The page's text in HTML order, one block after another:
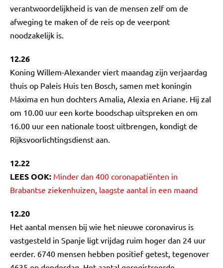
verantwoordelijkheid is van de mensen zelf om de
afweging te maken of de reis op de veerpont
noodzakelijk is.
12.26
Koning Willem-Alexander viert maandag zijn verjaardag
thuis op Paleis Huis ten Bosch, samen met koningin
Máxima en hun dochters Amalia, Alexia en Ariane. Hij zal
om 10.00 uur een korte boodschap uitspreken en om
16.00 uur een nationale toost uitbrengen, kondigt de
Rijksvoorlichtingsdienst aan.
12.22
LEES OOK: Minder dan 400 coronapatiënten in
Brabantse ziekenhuizen, laagste aantal in een maand
12.20
Het aantal mensen bij wie het nieuwe coronavirus is
vastgesteld in Spanje ligt vrijdag ruim hoger dan 24 uur
eerder. 6740 mensen hebben positief getest, tegenover